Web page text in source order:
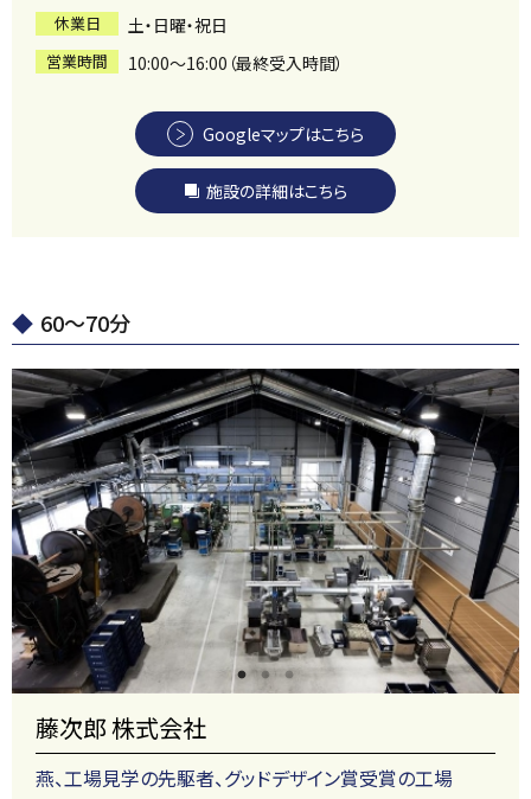
休業日 土・日曜・祝日
営業時間 10:00～16:00（最終受入時間）
Googleマップはこちら
施設の詳細はこちら
60～70分
藤次郎 株式会社
燕、工場見学の先駆者、グッドデザイン賞受賞の工場